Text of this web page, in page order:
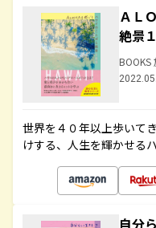
ＡＬ
絶景
BOOKS
世界を４０年以上歩いて
けする、人生を輝かせる
自分